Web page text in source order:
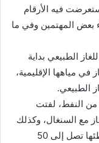
فيه الأرقام
بعض المهتمين وفي ما
الطبيعي بداية
في مياهها الإقليمية،
الطبيعي.
فقط من النفط، لفتت
مع السنغال، وكذلك
بعد اكتشاف كميات كبيرة من الغاز في شواطئها تصل إلى 50